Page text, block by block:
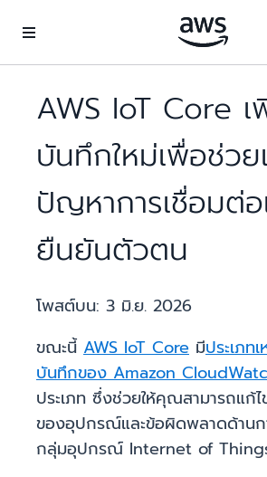
AWS IoT Core
บันทึกใหม่เพื่อช่วย
ปัญหาการเชื่อมต่อ
ยืนยันตัวตน
โพสต์บน: 3 มิ.ย. 2026
ขณะนี้ AWS IoT Core มีประเภท
บันทึกของ Amazon
ประเภท ซึ่งช่วยให้คุณสามารถแก้
ของอุปกรณ์และข้อผิดพลาดด้านก
กลุ่มอุปกรณ์ Internet of